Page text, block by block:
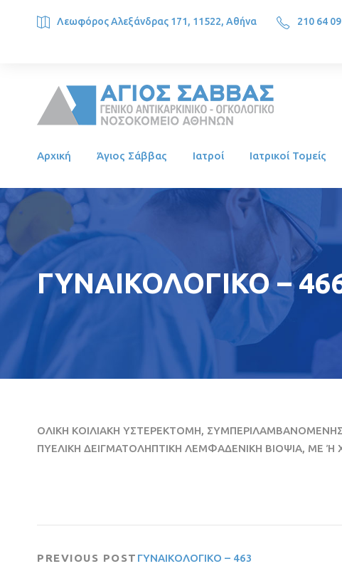
Λεωφόρος Αλεξάνδρας 171, 11522, Αθήνα 210 64
Αρχική Άγιος Σάββας Ιατροί Ιατρικοί Τομείς
ΓΥΝΑΙΚΟΛΟΓΙΚΟ –
ΟΛΙΚΗ ΚΟΙΛΙΑΚΗ ΥΣΤΕΡΕΚΤΟΜΗ,
ΠΥΕΛΙΚΗ ΔΕΙΓΜΑΤΟΛΗΠΤΙΚΗ ΛΕΜΦΑΔΕΝΙΚΗ ΒΙΟΨΙΑ, ΜΕ
PREVIOUS POST ΓΥΝΑΙΚΟΛΟΓΙΚΟ – 463